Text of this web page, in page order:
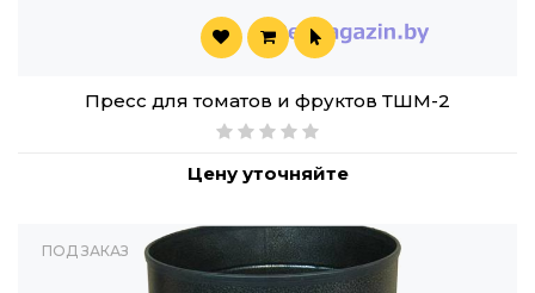
Пресс для томатов и фруктов ТШМ-2
Цену уточняйте
ПОД ЗАКАЗ